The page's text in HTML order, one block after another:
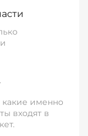
какие именно
входят в